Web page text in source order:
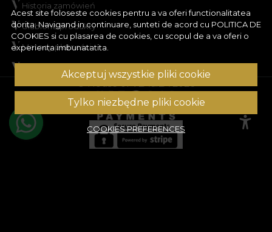
Acest site foloseste cookies pentru a va oferi functionalitatea
dorita. Navigand in continuare, sunteti de acord cu POLITICA DE
COOKIES si cu plasarea de cookies, cu scopul de a va oferi o
experienta imbunatatita.
Akceptuj wszystkie pliki cookie
Tylko niezbędne pliki cookie
COOKIES PREFERENCES
Historia zamówień
Ulubione produkty
Metody płatności
© House of VLAdiLA 2026